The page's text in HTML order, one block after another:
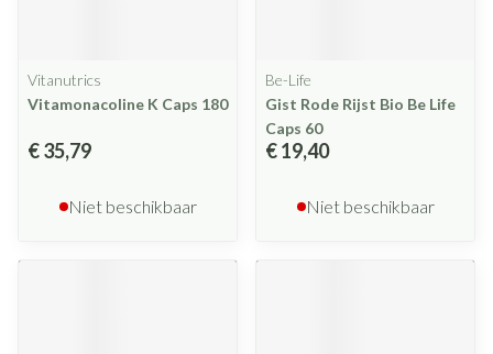
Vitanutrics
Vitamonacoline K Caps 180
€ 35,79
Niet beschikbaar
Be-Life
Gist Rode Rijst Bio Be Life
Caps 60
€ 19,40
Niet beschikbaar